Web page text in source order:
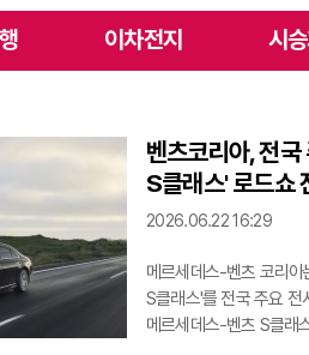
이차전지 시
벤츠코리아, 전
S클래스' 로드쇼
2026.06.22 16:29
메르세데스-벤츠 코리
S클래스'를 전국 주요 전
메르세데스-벤츠 S클래